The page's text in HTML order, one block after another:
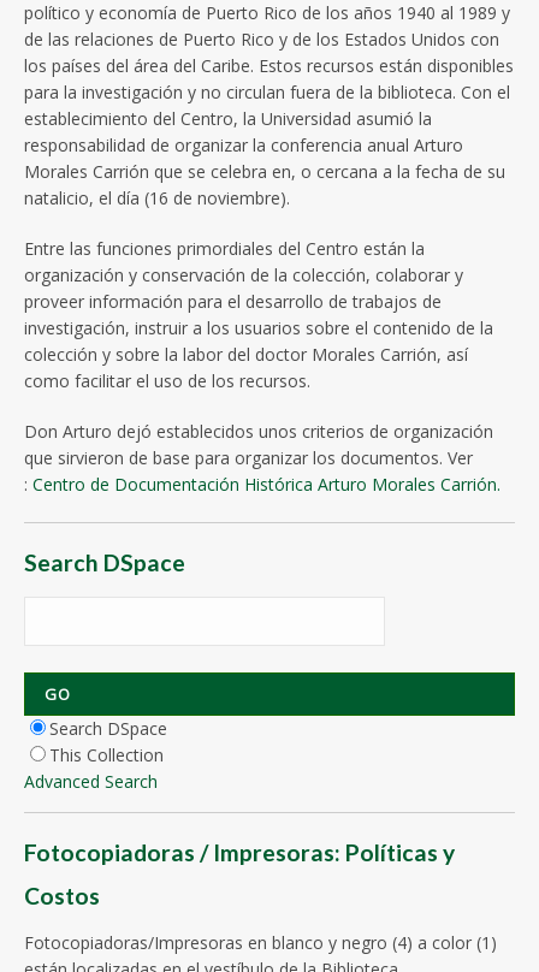
político y economía de Puerto Rico de los años 1940 al 1989 y
de las relaciones de Puerto Rico y de los Estados Unidos con
los países del área del Caribe. Estos recursos están disponibles
para la investigación y no circulan fuera de la biblioteca. Con el
establecimiento del Centro, la Universidad asumió la
responsabilidad de organizar la conferencia anual Arturo
Morales Carrión que se celebra en, o cercana a la fecha de su
natalicio, el día (16 de noviembre).
Entre las funciones primordiales del Centro están la
organización y conservación de la colección, colaborar y
proveer información para el desarrollo de trabajos de
investigación, instruir a los usuarios sobre el contenido de la
colección y sobre la labor del doctor Morales Carrión, así
como facilitar el uso de los recursos.
Don Arturo dejó establecidos unos criterios de organización
que sirvieron de base para organizar los documentos. Ver
: Centro de Documentación Histórica Arturo Morales Carrión.
Search DSpace
Search DSpace
This Collection
Advanced Search
Fotocopiadoras / Impresoras: Políticas y
Costos
Fotocopiadoras/Impresoras en blanco y negro (4) a color (1)